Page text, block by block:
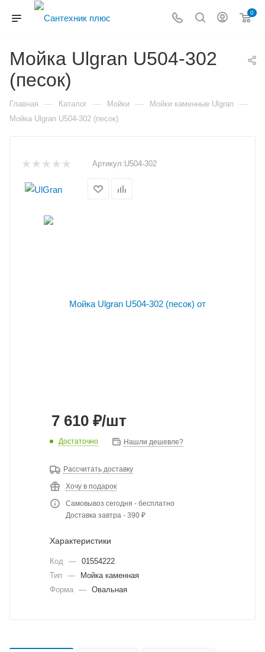
0
Мойка Ulgran U504-302
(песок)
Главная — Каталог — Мойки — Мойки каменные Ulgran —
Мойка Ulgran U504-302 (песок)
Артикул:U504-302
7 610 ₽/шт
Достаточно Нашли дешевле?
Рассчитать доставку
Хочу в подарок
Самовывоз сегодня - бесплатно
Доставка завтра - 390 ₽
Характеристики
Код — 01554222
Тип
—
Мойка каменная
Форма — Овальная